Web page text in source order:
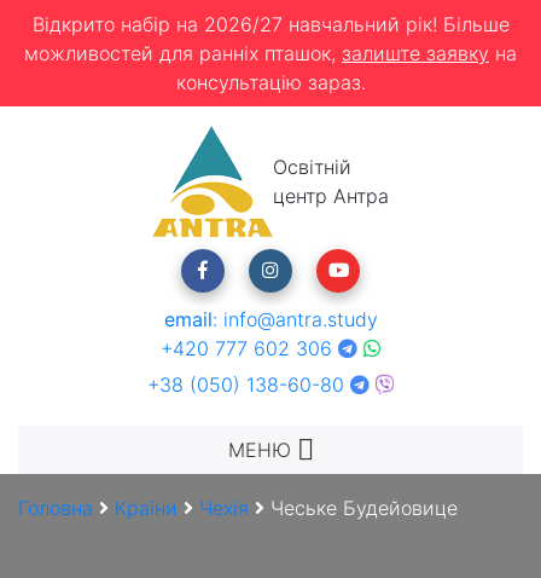
Відкрито набір на 2026/27 навчальний рік! Більше
можливостей для ранніх пташок, залиште заявку на
консультацію зараз.
Освітній
центр Антра
email: info@antra.study
+420 777 602 306
+38 (050) 138-60-80
МЕНЮ
Головна Країни Чехія Чеське Будейовице